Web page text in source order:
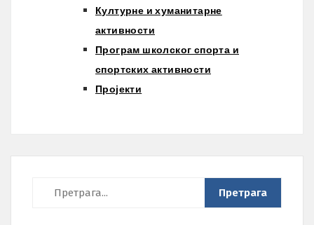
Културне и хуманитарне
активности
Програм школског спорта и
спортских активности
Пројекти